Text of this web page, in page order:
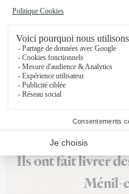
Liffol le Grand
★★★★★4.5 (22)
43, rue de l'Orme
Voir la boutique
Ils ont fait livrer
Ménil-